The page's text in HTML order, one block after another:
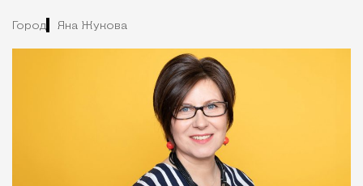
Город Яна Жукова